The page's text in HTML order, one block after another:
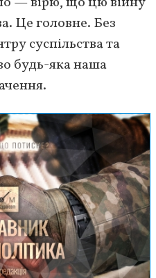
Це головне. Без
суспільства та
будь-яка наша